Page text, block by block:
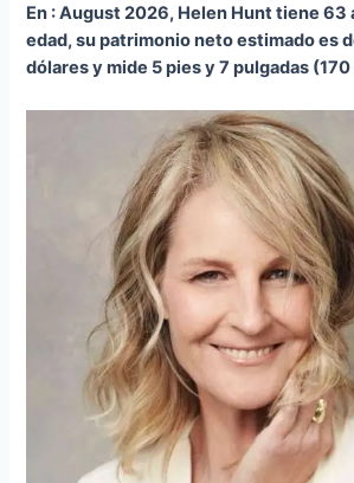
En : August 2026, Helen Hunt tiene 63
edad, su patrimonio neto estimado es
dólares y mide 5 pies y 7 pulgadas (170